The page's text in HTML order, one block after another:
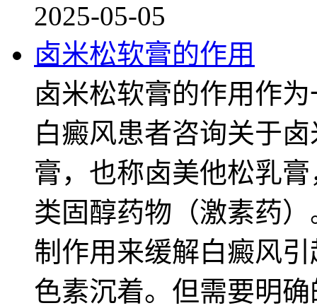
2025-05-05
卤米松软膏的作用
卤米松软膏的作用作
白癜风患者咨询关于
膏，也称卤美他松乳
类固醇药物（激素药
制作用来缓解白癜风
色素沉着。但需要明